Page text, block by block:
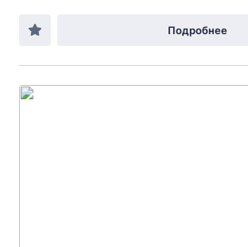
Подробнее